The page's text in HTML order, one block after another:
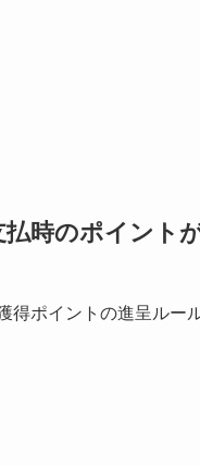
時のポイント
ポイントの進呈ルー